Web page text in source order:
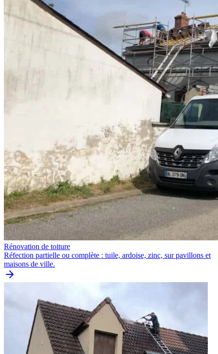
Rénovation de toiture
Réfection partielle ou complète : tuile, ardoise, zinc, sur pavillons et
maisons de ville.